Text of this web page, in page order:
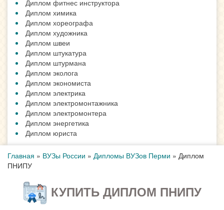
Диплом фитнес инструктора
Диплом химика
Диплом хореографа
Диплом художника
Диплом швеи
Диплом штукатура
Диплом штурмана
Диплом эколога
Диплом экономиста
Диплом электрика
Диплом электромонтажника
Диплом электромонтера
Диплом энергетика
Диплом юриста
Главная » ВУЗы России » Дипломы ВУЗов Перми » Диплом
ПНИПУ
КУПИТЬ ДИПЛОМ ПНИПУ